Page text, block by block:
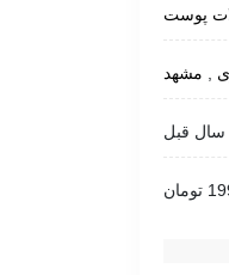
پوست
مشهد